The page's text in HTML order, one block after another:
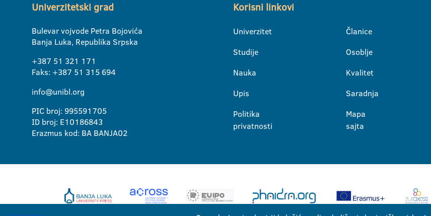
Univerzitetski grad
Bulevar vojvode Petra Bojovića
Banja Luka, Republika Srpska
+387 51 321 171
Faks: +387 51 315 694
info@unibl.org
PIC broj: 995591705
ID broj: E10186843
Erazmus kod: BA BANJA02
Korisni linkovi
Univerzitet
Studije
Nauka
Upis
Politika
privatnosti
Članice
Osoblje
Kvalitet
Saradnja
Mapa
sajta